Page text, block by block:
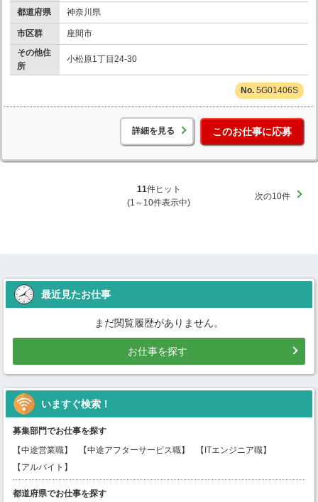
都道府県 神奈川県
市区群
座間市
その他住
所
小松原1丁目24-30
5G01406S
詳細を見る このお仕事に応募
11件ヒット
(1～10件表示中)
次の10件
最近見たお仕事
まだ閲覧履歴がありません。
お仕事を探す
いますぐ検索！
募集部門でお仕事を探す
【中途営業職】
【中途アフターサービス職】
【ITエンジニア職】
【アルバイト】
都道府県でお仕事を探す